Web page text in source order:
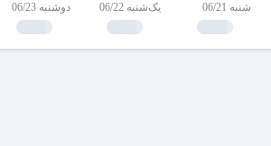
شنبه 06/21 یک‌شنبه 06/22 دوشنبه 06/23